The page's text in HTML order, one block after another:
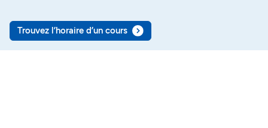
Trouvez l’horaire d’un cours